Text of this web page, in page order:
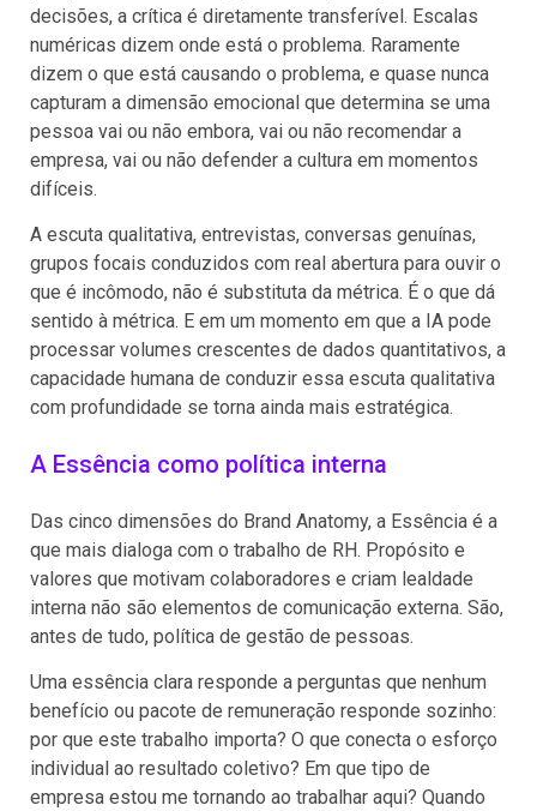
decisões, a crítica é diretamente transferível. Escalas
numéricas dizem onde está o problema. Raramente
dizem o que está causando o problema, e quase nunca
capturam a dimensão emocional que determina se uma
pessoa vai ou não embora, vai ou não recomendar a
empresa, vai ou não defender a cultura em momentos
difíceis.
A escuta qualitativa, entrevistas, conversas genuínas,
grupos focais conduzidos com real abertura para ouvir o
que é incômodo, não é substituta da métrica. É o que dá
sentido à métrica. E em um momento em que a IA pode
processar volumes crescentes de dados quantitativos, a
capacidade humana de conduzir essa escuta qualitativa
com profundidade se torna ainda mais estratégica.
A Essência como política interna
Das cinco dimensões do Brand Anatomy, a Essência é a
que mais dialoga com o trabalho de RH. Propósito e
valores que motivam colaboradores e criam lealdade
interna não são elementos de comunicação externa. São,
antes de tudo, política de gestão de pessoas.
Uma essência clara responde a perguntas que nenhum
benefício ou pacote de remuneração responde sozinho:
por que este trabalho importa? O que conecta o esforço
individual ao resultado coletivo? Em que tipo de
empresa estou me tornando ao trabalhar aqui? Quando